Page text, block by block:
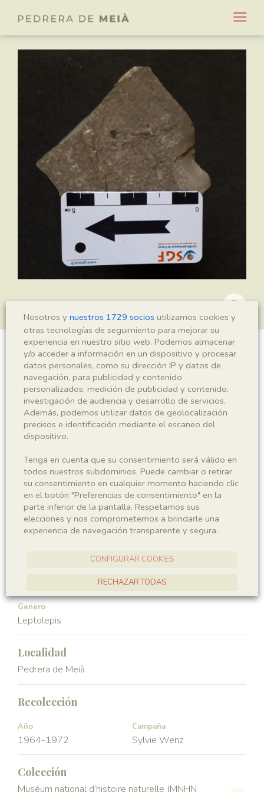
Leptolepis sp.
Sigla
MSE 272
Taxonomía
Reino
Animalia
Phyllum
Chordata
Subphyllum
Vertebrata
Clase
Actinopterygii
Leptolepidae
Genero
Leptolepis
Localidad
Pedrera de Meià
Recolección
Año
1964-1972
Campaña
Sylvie Wenz
Colección
Muséum national d’histoire naturelle (MNHN
Nosotros y nuestros 1729 socios utilizamos cookies y
otras tecnologías de seguimiento para mejorar su
experiencia en nuestro sitio web. Podemos almacenar
y/o acceder a información en un dispositivo y procesar
datos personales, como su dirección IP y datos de
navegación, para publicidad y contenido
personalizados, medición de publicidad y contenido,
investigación de audiencia y desarrollo de servicios.
Además, podemos utilizar datos de geolocalización
precisos e identificación mediante el escaneo del
dispositivo.
Tenga en cuenta que su consentimiento será válido en
todos nuestros subdominios. Puede cambiar o retirar
su consentimiento en cualquier momento haciendo clic
en el botón "Preferencias de consentimiento" en la
parte inferior de la pantalla. Respetamos sus
elecciones y nos comprometemos a brindarle una
experiencia de navegación transparente y segura.
CONFIGURAR COOKIES
RECHAZAR TODAS
ACEPTAR TODAS